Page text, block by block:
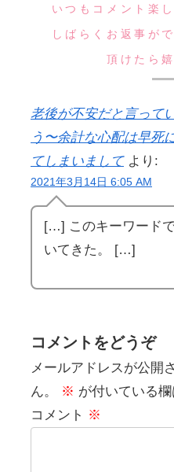
いつもコメント楽
しばらくお返事が
頂けたら
老後が不安だと言って
う〜余計な心配は早死
てしまいまして より:
2021年3月14日 6:05 AM
[…] このキーワード
いてきた。 […]
コメントをどうぞ
メールアドレスが公開
ん。
※ が付いている
コメント ※